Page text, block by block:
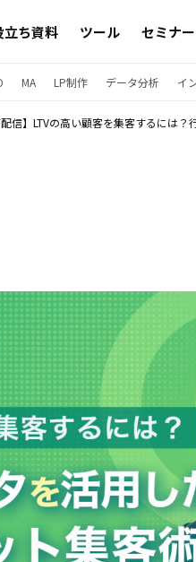
立ち資料 ツール セミナー
MA LP制作 データ分析 イ
配信】LTVの高い顧客を集客するには